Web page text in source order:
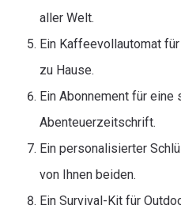
aller Welt.
Ein Kaffeevollautomat
zu Hause.
Ein Abonnement für eine
Abenteuerzeitschrift.
Ein personalisierter
von Ihnen beiden.
Ein Survival-Kit für